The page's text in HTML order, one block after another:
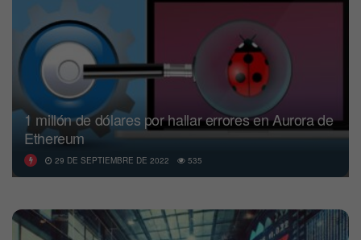
1 millón de dólares por hallar errores en Aurora de
Ethereum
29 DE SEPTIEMBRE DE 2022 535